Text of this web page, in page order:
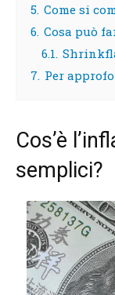
5. Come si
6. Cosa può
6.1.
7. Per
Cos’è
semplici?